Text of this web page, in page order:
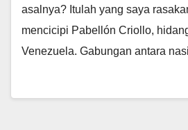
asalnya? Itulah yang saya
mencicipi Pabellón Criollo,
Venezuela. Gabungan antara